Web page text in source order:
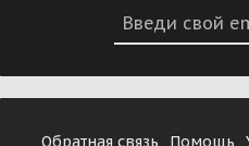
Обратная связь Помощь